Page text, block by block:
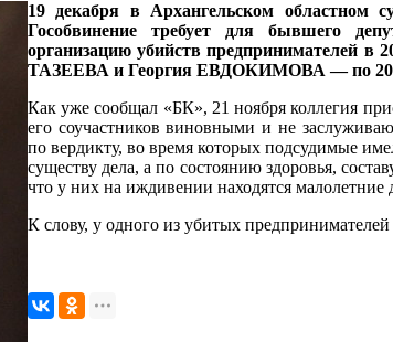
19 декабря в Архангельском областном
Гособвинение требует для бывшего
организацию убийств предпринимателей в
ТАЗЕЕВА и Георгия ЕВДОКИМОВА — по 20
Как уже сообщал «БК», 21 ноября коллегия
его соучастников виновными и не
по вердикту, во время которых подсудимые
существу дела, а по состоянию здоровья,
что у них на иждивении находятся малолетние
К слову, у одного из убитых